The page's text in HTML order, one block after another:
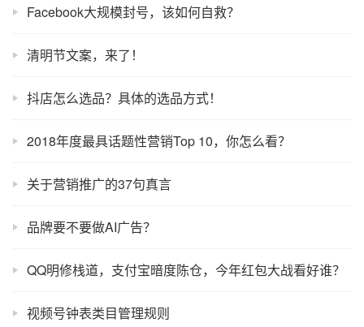
Facebook大规模封号，该如何自救？
清明节文案，来了！
抖店怎么选品？具体的选品方式！
2018年度最具话题性营销Top 10，你怎么看？
关于营销推广的37句真言
品牌要不要做AI广告？
QQ明修栈道，支付宝暗度陈仓，今年红包大战看好谁？
视频号钟表类目管理规则